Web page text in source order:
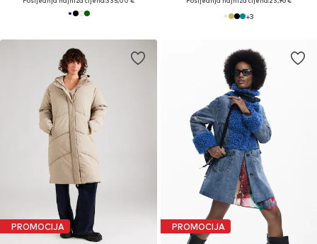
+3
PROMOCIJA PROMOCIJA